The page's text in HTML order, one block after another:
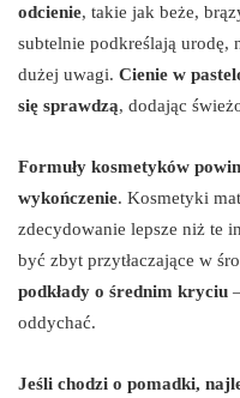
odcienie, takie jak beże,
subtelnie podkreślają urodę,
dużej uwagi. Cienie w
się sprawdzą, dodając
Formuły kosmetyków
wykończenie. Kosmetyki
zdecydowanie lepsze niż te
być zbyt przytłaczające w
podkłady o średnim kryciu
oddychać.
Jeśli chodzi o pomadki,